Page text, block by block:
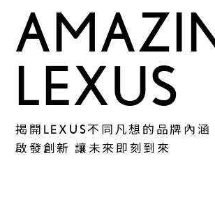
LEXUS
揭開LEXUS不同凡想的品牌內涵
啟發創新 讓未來即刻到來